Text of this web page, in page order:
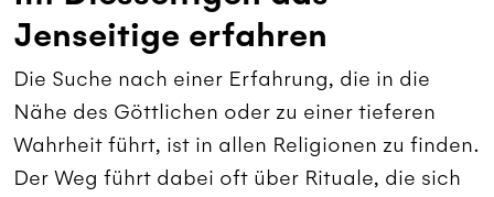
Jenseitige erfahren
Die Suche nach einer Erfahrung, die in die
Nähe des Göttlichen oder zu einer tieferen
Wahrheit führt, ist in allen Religionen zu finden.
Der Weg führt dabei oft über Rituale, die sich